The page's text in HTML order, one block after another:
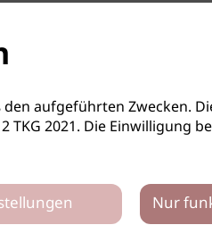
aufgeführten Zwecken.
2 TKG 2021. Die
Nur